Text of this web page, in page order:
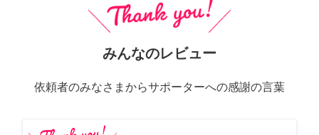
みんなのレビュー
依頼者のみなさまからサポーターへの感謝の言葉